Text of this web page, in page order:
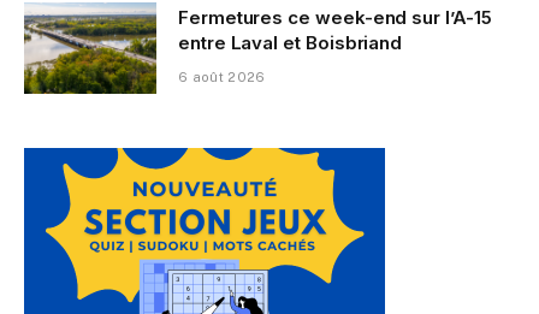
Fermetures ce week-end sur l’A-15
entre Laval et Boisbriand
6 août 2026